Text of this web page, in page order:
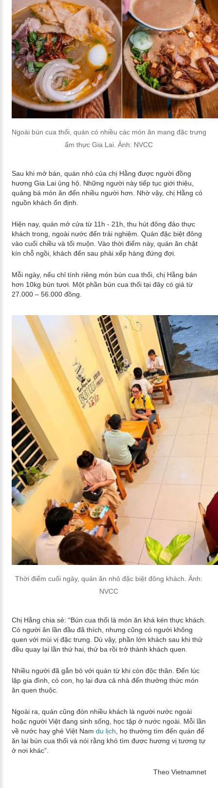
Ngoài bún cua thối, quán có nhiều các món ăn mang đặc trưng
ẩm thực Gia Lai. Ảnh: NVCC
Sau khi mở bán, quán nhỏ của chị Hằng được người đồng
hương Gia Lai ủng hộ. Những người này tiếp tục giới thiệu,
quảng bá món ăn đến nhiều người hơn. Nhờ vậy, chị Hằng có
nguồn khách ổn định.
Hiện nay, quán mở cửa từ 11h - 21h, thu hút đông đảo thực
khách trong, ngoài nước đến trải nghiệm. Quán đặc biệt đông
vào cuối chiều và tối muộn. Vào thời điểm này, quán ăn chật
kín chỗ ngồi, khách đến sau phải xếp hàng đứng đợi.
Mỗi ngày, nếu chỉ tính riêng món bún cua thối, chị Hằng bán
hơn 10kg bún tươi. Một phần bún cua thối tại đây có giá từ
27.000 – 56.000 đồng.
Thời điểm cuối ngày, quán ăn nhỏ đặc biệt đông khách. Ảnh:
NVCC
Chị Hằng chia sẻ: “Bún cua thối là món ăn khá kén thực khách.
Có người ăn lần đầu đã thích, nhưng cũng có người không
quen với mùi vị đặc trưng. Dù vậy, phần lớn khách sau khi thử
đều quay lại lần thứ hai, thứ ba rồi trở thành khách quen.
Nhiều người đã gắn bó với quán từ khi còn độc thân. Đến lúc
lập gia đình, có con, họ lại đưa cả nhà đến thưởng thức món
ăn quen thuộc.
Ngoài ra, quán cũng đón nhiều khách là người nước ngoài
hoặc người Việt đang sinh sống, học tập ở nước ngoài. Mỗi lần
về nước hay ghé Việt Nam du lịch , họ thường tìm đến quán để
ăn lại bún cua thối và nói rằng khó tìm được hương vị tương tự
ở nơi khác”.
Theo Vietnamnet